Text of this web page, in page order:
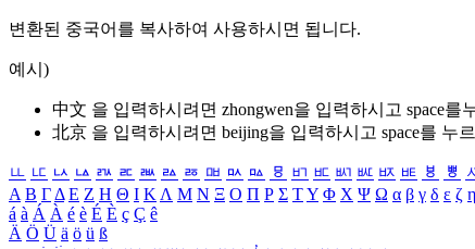
변환된 중국어를 복사하여 사용하시면 됩니다.
예시)
中文 을 입력하시려면 zhongwen을 입력하시고 space를
北京 을 입력하시려면 beijing을 입력하시고 space를 누
ㅥ ㅦ ㅧ ㅨ ㅩ ㅪ ㅫ ㅬ ㅭ ㅮ ㅯ ㅰ ㅱ ㅲ ㅳ ㅴ ㅵ ㅶ ㅷ ㅸ ㅹ
Α Β ΓΔ Ε Ζ Η Θ Ι ΚΛ Μ Ν Ξ Ο Π Ρ Σ ΤΥ Φ Χ Ψ Ω α β γ δ ε ζ η
á à Á À é è É È ç Ç ê
Ä Ö Ü ä ö ü ß